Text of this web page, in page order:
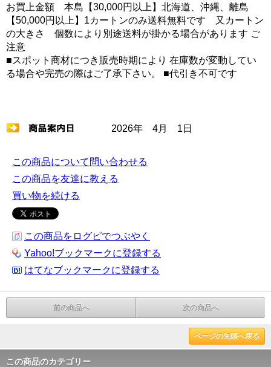
お買上金額 本島【30,000円以上】北海道、沖縄、離島
【50,000円以上】1カートンのみ送料無料です 又カートン
の大きさ 個数により別途送料が掛かる場合があります ご
注意
■スポット商材につき販売時期により 在庫数が変動してい
る場合や完売の際はご了承下さい。 ■代引き不可です
2026年 4月 1日
この商品について問い合わせる
この商品を友達に教える
買い物を続ける
この商品をログピでつぶやく
Yahoo!ブックマークに登録する
はてなブックマークに登録する
前の商品へ 次の商品へ
ページの先頭へ戻る
この商品のカテゴリー